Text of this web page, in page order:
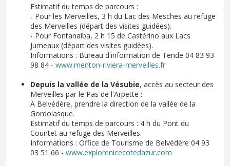
Estimatif du temps de parcours :
- Pour les Merveilles, 3 h du Lac des Mesches au refuge
des Merveilles (départ des visites guidées).
- Pour Fontanalba, 2 h 15 de Castérino aux Lacs
Jumeaux (départ des visites guidées).
Informations : Bureau d'information de Tende 04 83 93
98 84 - www.menton-riviera-merveilles.fr
Depuis la vallée de la Vésubie, accès au secteur des
Merveilles par le Pas de l'Arpette :
A Belvédère, prendre la direction de la vallée de la
Gordolasque.
Estimatif du temps de parcours : 4 h du Pont du
Countet au refuge des Merveilles.
Informations : Office de Tourisme de Belvédère 04 93
03 51 66 - www.explorenicecotedazur.com